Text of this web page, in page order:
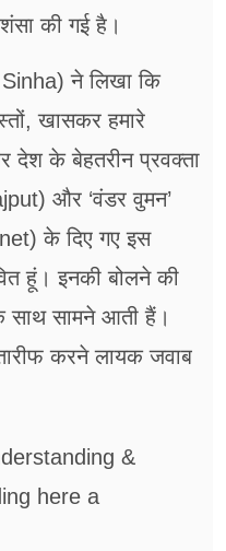
की गई है।
ने लिखा कि
खासकर हमारे
देश के बेहतरीन प्रवक्ता
और ‘वंडर वुमन’
के दिए गए इस
हूं। इनकी बोलने की
साथ सामने आती हैं।
करने लायक जवाब
&
here a